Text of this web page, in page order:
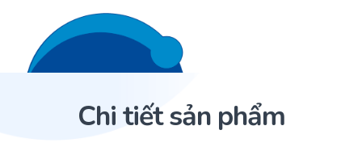
Trang ChủChi tiết sản phẩm